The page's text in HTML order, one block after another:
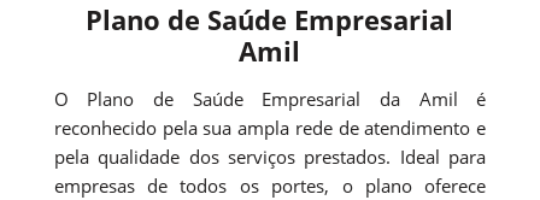
Plano de Saúde Empresarial
Amil
O Plano de Saúde Empresarial da Amil é
reconhecido pela sua ampla rede de atendimento e
pela qualidade dos serviços prestados. Ideal para
empresas de todos os portes, o plano oferece